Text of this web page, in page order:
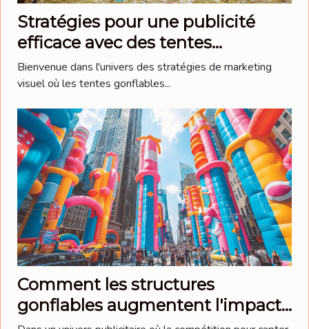
Stratégies pour une publicité
efficace avec des tentes
gonflables personnalisées
Bienvenue dans l'univers des stratégies de marketing
visuel où les tentes gonflables...
Comment les structures
gonflables augmentent l'impact